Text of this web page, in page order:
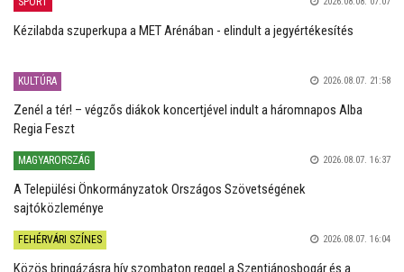
Kézilabda szuperkupa a MET Arénában - elindult a jegyértékesítés
KULTÚRA 2026.08.07. 21:58
Zenél a tér! – végzős diákok koncertjével indult a háromnapos Alba
Regia Feszt
MAGYARORSZÁG 2026.08.07. 16:37
A Települési Önkormányzatok Országos Szövetségének
sajtóközleménye
FEHÉRVÁRI SZÍNES 2026.08.07. 16:04
Közös bringázásra hív szombaton reggel a Szentjánosbogár és a